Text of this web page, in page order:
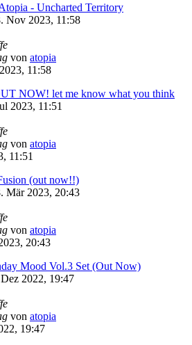
- Uncharted Territory
Nov 2023, 11:58
von atopia
11:58
NOW! let me know what you think
2023, 11:51
von atopia
11:51
(out now!!)
Mär 2023, 20:43
von atopia
20:43
Mood Vol.3 Set (Out Now)
2022, 19:47
von atopia
19:47